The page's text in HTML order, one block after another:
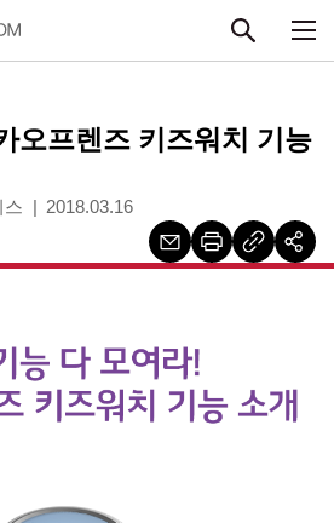
오프렌즈 키즈워치 기능
스 2018.03.16